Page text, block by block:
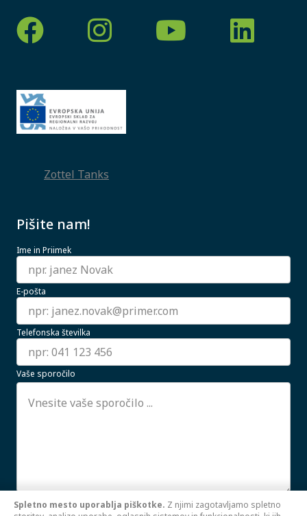
Zottel Tanks
Pišite nam!
Ime in Priimek
E-pošta
Telefonska številka
Vaše sporočilo
Strinjam se z uporabo mojih osebnih podatkov.
Spletno mesto uporablja piškotke. Z njimi zagotavljamo spletno